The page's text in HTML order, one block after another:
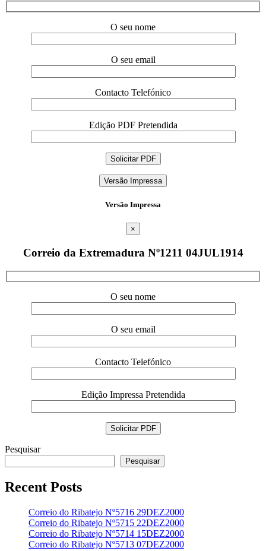
O seu nome
O seu email
Contacto Telefónico
Edição PDF Pretendida
Versão Impressa
Versão Impressa
×
Correio da Extremadura Nº1211 04JUL1914
O seu nome
O seu email
Contacto Telefónico
Edição Impressa Pretendida
Pesquisar
Pesquisar
Recent Posts
Correio do Ribatejo Nº5716 29DEZ2000
Correio do Ribatejo Nº5715 22DEZ2000
Correio do Ribatejo Nº5714 15DEZ2000
Correio do Ribatejo Nº5713 07DEZ2000